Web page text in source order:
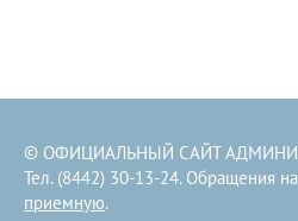
© ОФИЦИАЛЬНЫЙ САЙТ
Тел. (8442) 30-13-24. Обращения
приемную.